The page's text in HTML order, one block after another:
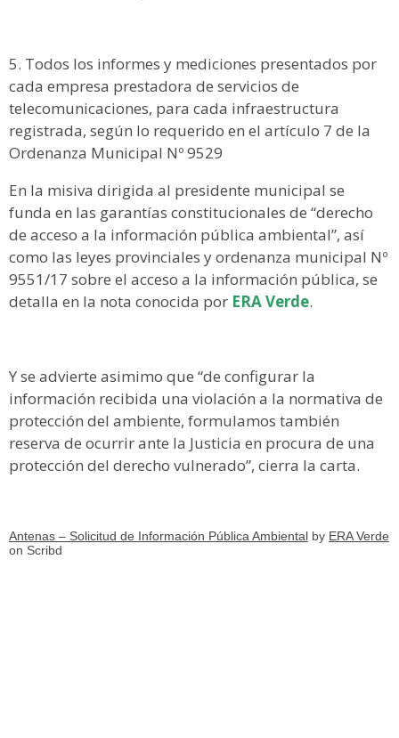
Todos los informes y mediciones presentados por
cada empresa prestadora de servicios de
telecomunicaciones, para cada infraestructura
registrada, según lo requerido en el artículo 7 de la
Ordenanza Municipal Nº 9529
En la misiva dirigida al presidente municipal se
funda en las garantías constitucionales de “derecho
de acceso a la información pública ambiental”, así
como las leyes provinciales y ordenanza municipal Nº
9551/17 sobre el acceso a la información pública, se
detalla en la nota conocida por ERA Verde.
Y se advierte asimimo que “de configurar la
información recibida una violación a la normativa de
protección del ambiente, formulamos también
reserva de ocurrir ante la Justicia en procura de una
protección del derecho vulnerado”, cierra la carta.
Antenas – Solicitud de Información Pública Ambiental by ERA Verde
on Scribd